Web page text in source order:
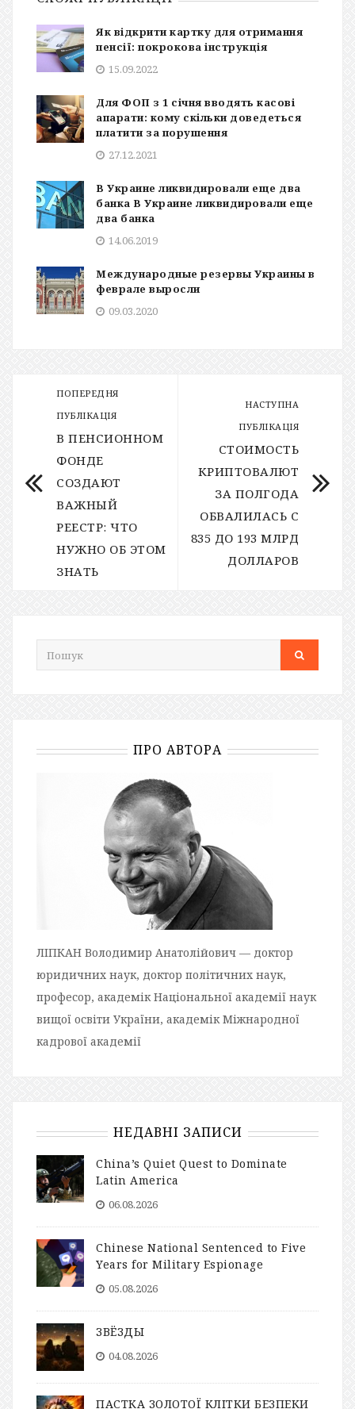
Як відкрити картку для отримання
пенсії: покрокова інструкція
15.09.2022
Для ФОП з 1 січня вводять касові
апарати: кому скільки доведеться
платити за порушення
27.12.2021
В Украине ликвидировали еще два
банка В Украине ликвидировали еще
два банка
14.06.2019
Международные резервы Украины в
феврале выросли
09.03.2020
ПОПЕРЕДНЯ
ПУБЛІКАЦІЯ
В ПЕНСИОННОМ
ФОНДЕ
СОЗДАЮТ
ВАЖНЫЙ
РЕЕСТР: ЧТО
НУЖНО ОБ ЭТОМ
ЗНАТЬ
НАСТУПНА
ПУБЛІКАЦІЯ
СТОИМОСТЬ
КРИПТОВАЛЮТ
ЗА ПОЛГОДА
ОБВАЛИЛАСЬ С
835 ДО 193 МЛРД
ДОЛЛАРОВ
ПРО АВТОРА
ЛІПКАН Володимир Анатолійович — доктор
юридичних наук, доктор політичних наук,
професор, академік Національної академії наук
вищої освіти України, академік Міжнародної
кадрової академії
НЕДАВНІ ЗАПИСИ
China’s Quiet Quest to Dominate
Latin America
06.08.2026
Chinese National Sentenced to Five
Years for Military Espionage
05.08.2026
ЗВЁЗДЫ
04.08.2026
ПАСТКА ЗОЛОТОЇ КЛІТКИ БЕЗПЕКИ